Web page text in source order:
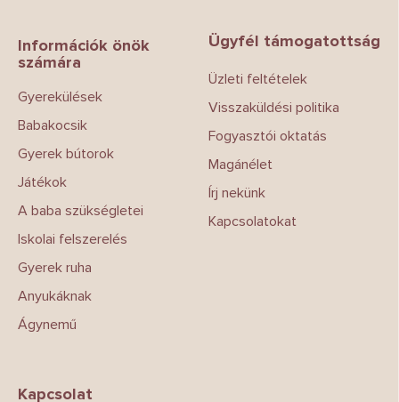
Információk önök
számára
Gyerekülések
Babakocsik
Gyerek bútorok
Játékok
A baba szükségletei
Iskolai felszerelés
Gyerek ruha
Anyukáknak
Ágynemű
Ügyfél támogatottság
Üzleti feltételek
Visszaküldési politika
Fogyasztói oktatás
Magánélet
Írj nekünk
Kapcsolatokat
Kapcsolat